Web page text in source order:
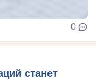
0
станет